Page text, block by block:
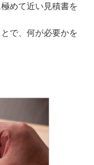
めて近い見積書を
で、何が必要かを